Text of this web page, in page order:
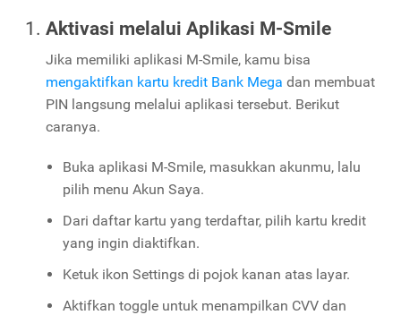
Aktivasi melalui Aplikasi M-Smile
Jika memiliki aplikasi M-Smile, kamu bisa
mengaktifkan kartu kredit Bank Mega dan membuat
PIN langsung melalui aplikasi tersebut. Berikut
caranya.
Buka aplikasi M-Smile, masukkan akunmu, lalu
pilih menu Akun Saya.
Dari daftar kartu yang terdaftar, pilih kartu kredit
yang ingin diaktifkan.
Ketuk ikon Settings di pojok kanan atas layar.
Aktifkan toggle untuk menampilkan CVV dan